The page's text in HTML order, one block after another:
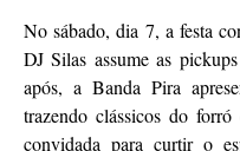
No sábado, dia 7, a festa
DJ Silas assume as
após, a Banda Pira
trazendo clássicos do
convidada para curtir o